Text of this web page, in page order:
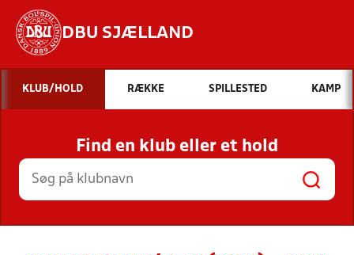
DBU SJÆLLAND
Hvad vil du søge efter?
INDHOLD OG NYHEDER
STILLINGER, RESULTATER, KLUBBER OG
HOLD
KLUB/HOLD RÆKKE SPILLESTED KAMP
Find en klub eller et hold